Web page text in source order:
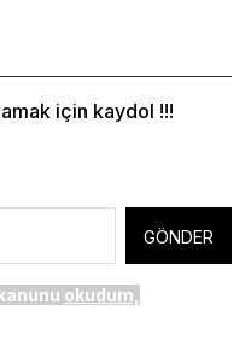
için kaydol !!!
GÖNDER
okudum,